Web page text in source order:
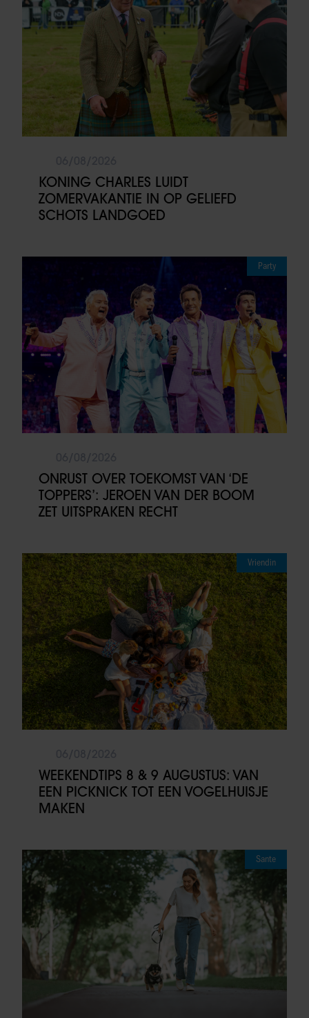
KONING CHARLES LUIDT
ZOMERVAKANTIE IN OP GELIEFD
SCHOTS LANDGOED
Party
ONRUST OVER TOEKOMST VAN ‘DE
TOPPERS’: JEROEN VAN DER BOOM
ZET UITSPRAKEN RECHT
Vriendin
WEEKENDTIPS 8 & 9 AUGUSTUS: VAN
EEN PICKNICK TOT EEN VOGELHUISJE
MAKEN
Sante